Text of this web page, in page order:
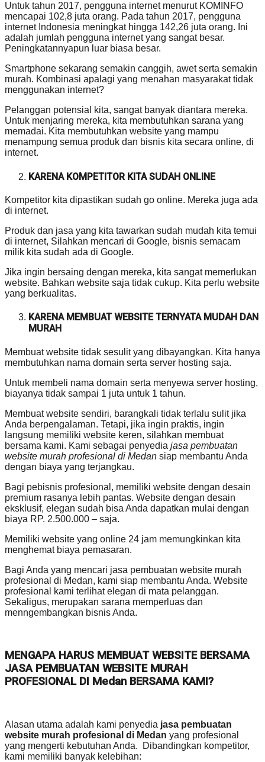
Untuk tahun 2017, pengguna internet menurut KOMINFO
mencapai 102,8 juta orang. Pada tahun 2017, pengguna
internet Indonesia meningkat hingga 142,26 juta orang. Ini
adalah jumlah pengguna internet yang sangat besar.
Peningkatannyapun luar biasa besar.
Smartphone sekarang semakin canggih, awet serta semakin
murah. Kombinasi apalagi yang menahan masyarakat tidak
menggunakan internet?
Pelanggan potensial kita, sangat banyak diantara mereka.
Untuk menjaring mereka, kita membutuhkan sarana yang
memadai. Kita membutuhkan website yang mampu
menampung semua produk dan bisnis kita secara online, di
internet.
KARENA KOMPETITOR KITA SUDAH ONLINE
Kompetitor kita dipastikan sudah go online. Mereka juga ada
di internet.
Produk dan jasa yang kita tawarkan sudah mudah kita temui
di internet, Silahkan mencari di Google, bisnis semacam
milik kita sudah ada di Google.
Jika ingin bersaing dengan mereka, kita sangat memerlukan
website. Bahkan website saja tidak cukup. Kita perlu website
yang berkualitas.
KARENA MEMBUAT WEBSITE TERNYATA MUDAH DAN
MURAH
Membuat website tidak sesulit yang dibayangkan. Kita hanya
membutuhkan nama domain serta server hosting saja.
Untuk membeli nama domain serta menyewa server hosting,
biayanya tidak sampai 1 juta untuk 1 tahun.
Membuat website sendiri, barangkali tidak terlalu sulit jika
Anda berpengalaman. Tetapi, jika ingin praktis, ingin
langsung memiliki website keren, silahkan membuat
bersama kami. Kami sebagai penyedia jasa pembuatan
website murah profesional di Medan siap membantu Anda
dengan biaya yang terjangkau.
Bagi pebisnis profesional, memiliki website dengan desain
premium rasanya lebih pantas. Website dengan desain
eksklusif, elegan sudah bisa Anda dapatkan mulai dengan
biaya RP. 2.500.000 – saja.
Memiliki website yang online 24 jam memungkinkan kita
menghemat biaya pemasaran.
Bagi Anda yang mencari jasa pembuatan website murah
profesional di Medan, kami siap membantu Anda. Website
profesional kami terlihat elegan di mata pelanggan.
Sekaligus, merupakan sarana memperluas dan
menngembangkan bisnis Anda.
MENGAPA HARUS MEMBUAT WEBSITE BERSAMA
JASA PEMBUATAN WEBSITE MURAH
PROFESIONAL DI Medan BERSAMA KAMI?
Alasan utama adalah kami penyedia jasa pembuatan
website murah profesional di Medan yang profesional
yang mengerti kebutuhan Anda. Dibandingkan kompetitor,
kami memiliki banyak kelebihan: